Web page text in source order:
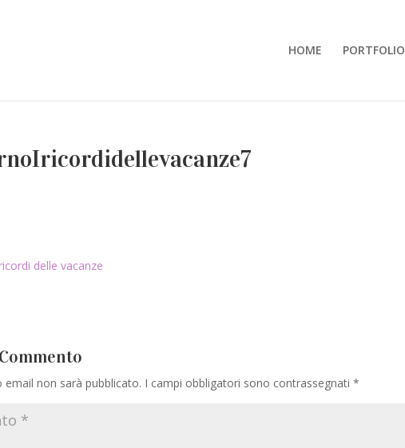
HOME PORTFOLIO
email non sarà pubblicato. I campi obbligatori sono contrassegnati *